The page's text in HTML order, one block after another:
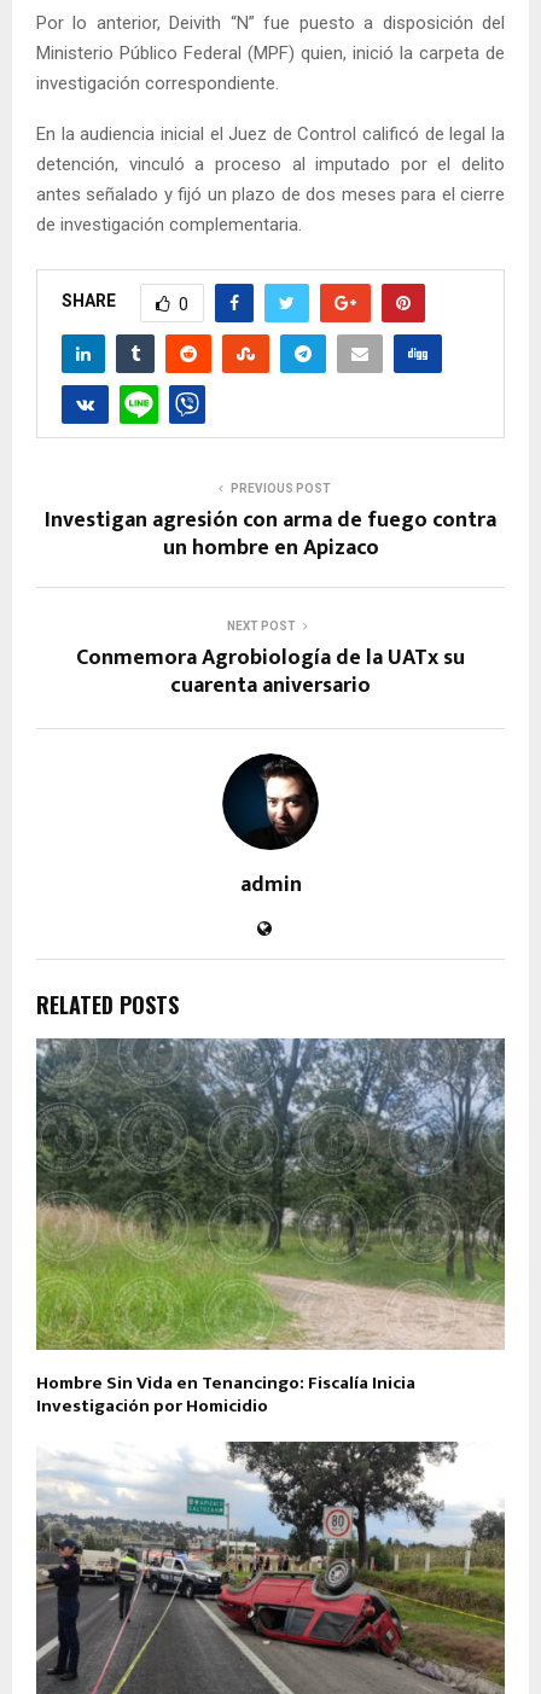
Por lo anterior, Deivith “N” fue puesto a disposición del
Ministerio Público Federal (MPF) quien, inició la carpeta de
investigación correspondiente.
En la audiencia inicial el Juez de Control calificó de legal la
detención, vinculó a proceso al imputado por el delito
antes señalado y fijó un plazo de dos meses para el cierre
de investigación complementaria.
SHARE 0
PREVIOUS POST
Investigan agresión con arma de fuego contra
un hombre en Apizaco
NEXT POST
Conmemora Agrobiología de la UATx su
cuarenta aniversario
admin
RELATED POSTS
Hombre Sin Vida en Tenancingo: Fiscalía Inicia
Investigación por Homicidio